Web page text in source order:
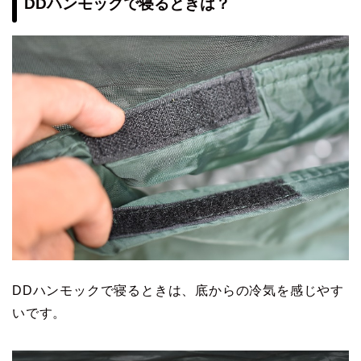
DDハンモックで寝るときは？
DDハンモックで寝るときは、底からの冷気を感じやす
いです。